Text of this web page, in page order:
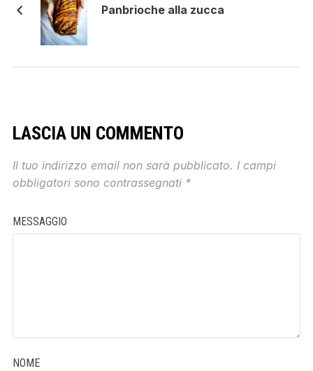
Panbrioche alla zucca
LASCIA UN COMMENTO
Il tuo indirizzo email non sarà pubblicato. I campi
obbligatori sono contrassegnati *
MESSAGGIO
NOME